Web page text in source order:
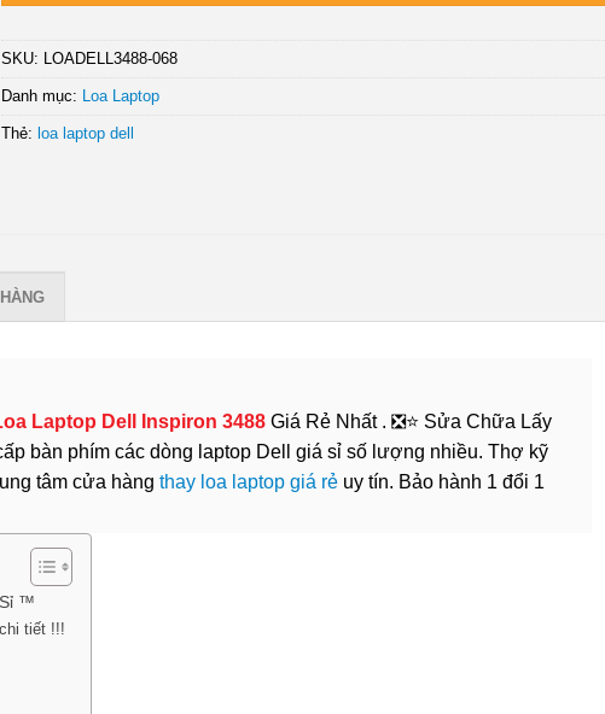
SKU: LOADELL3488-068
Danh mục: Loa Laptop
Thẻ: loa laptop dell
Laptop Dell Inspiron 3488 Giá Rẻ Nhất . ❎⭐ Sửa Chữa Lấy
bàn phím các dòng laptop Dell giá sỉ số lượng nhiều. Thợ kỹ
tâm cửa hàng thay loa laptop giá rẻ uy tín. Bảo hành 1 đổi 1
Sỉ ™
tiết !!!